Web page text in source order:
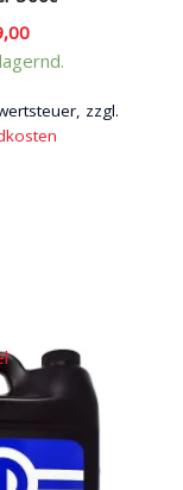
zzgl.